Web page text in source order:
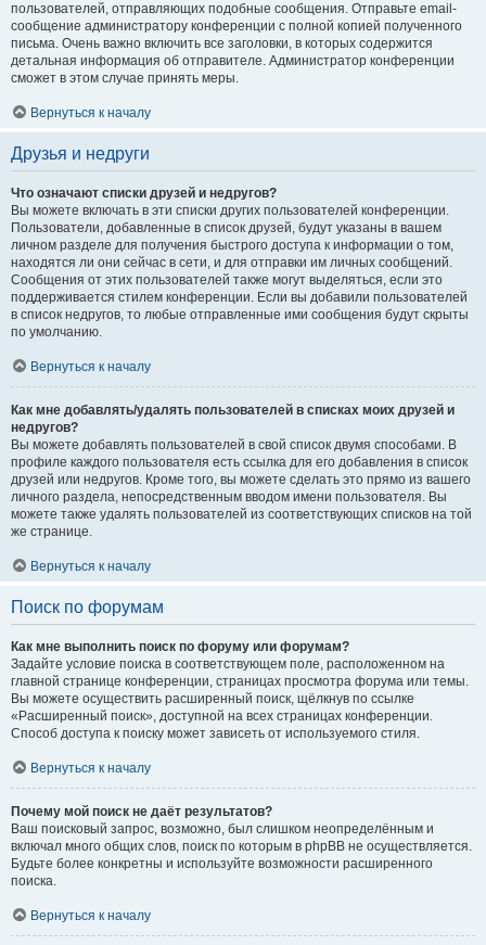
пользователей, отправляющих подобные сообщения. Отправьте email-
сообщение администратору конференции с полной копией полученного
письма. Очень важно включить все заголовки, в которых содержится
детальная информация об отправителе. Администратор конференции
сможет в этом случае принять меры.
Вернуться к началу
Друзья и недруги
Что означают списки друзей и недругов?
Вы можете включать в эти списки других пользователей конференции.
Пользователи, добавленные в список друзей, будут указаны в вашем
личном разделе для получения быстрого доступа к информации о том,
находятся ли они сейчас в сети, и для отправки им личных сообщений.
Сообщения от этих пользователей также могут выделяться, если это
поддерживается стилем конференции. Если вы добавили пользователей
в список недругов, то любые отправленные ими сообщения будут скрыты
по умолчанию.
Вернуться к началу
Как мне добавлять/удалять пользователей в списках моих друзей и
недругов?
Вы можете добавлять пользователей в свой список двумя способами. В
профиле каждого пользователя есть ссылка для его добавления в список
друзей или недругов. Кроме того, вы можете сделать это прямо из вашего
личного раздела, непосредственным вводом имени пользователя. Вы
можете также удалять пользователей из соответствующих списков на той
же странице.
Вернуться к началу
Поиск по форумам
Как мне выполнить поиск по форуму или форумам?
Задайте условие поиска в соответствующем поле, расположенном на
главной странице конференции, страницах просмотра форума или темы.
Вы можете осуществить расширенный поиск, щёлкнув по ссылке
«Расширенный поиск», доступной на всех страницах конференции.
Способ доступа к поиску может зависеть от используемого стиля.
Вернуться к началу
Почему мой поиск не даёт результатов?
Ваш поисковый запрос, возможно, был слишком неопределённым и
включал много общих слов, поиск по которым в phpBB не осуществляется.
Будьте более конкретны и используйте возможности расширенного
поиска.
Вернуться к началу